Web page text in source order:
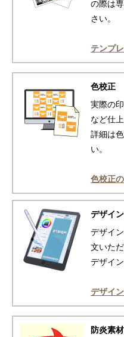
の際は
さい。
テンプ
色校正
実際の
など仕
詳細は
い。
色校正
デザイ
デザイ
文いた
デザイ
デザイ
防炎素材